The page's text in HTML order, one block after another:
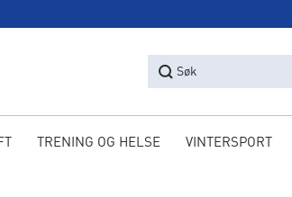
Søk
TRENING OG HELSE VINTERSPORT